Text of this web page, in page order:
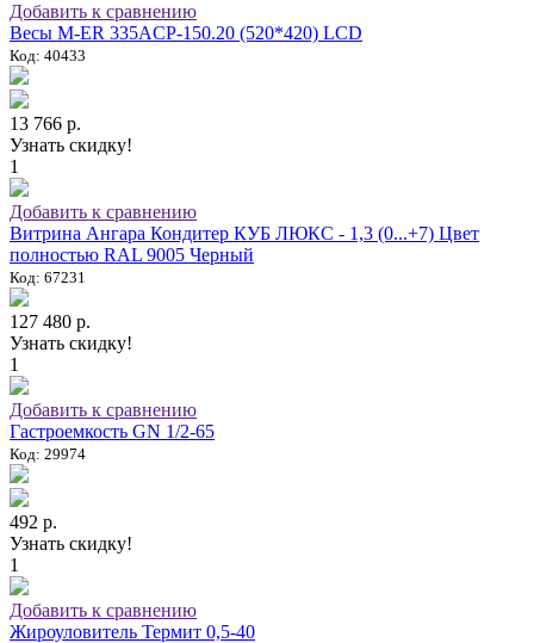
Добавить к сравнению
Весы M-ER 335ACP-150.20 (520*420) LCD
Код: 40433
13 766 р.
Узнать скидку!
1
Добавить к сравнению
Витрина Ангара Кондитер КУБ ЛЮКС - 1,3 (0...+7) Цвет
полностью RAL 9005 Черный
Код: 67231
127 480 р.
Узнать скидку!
1
Добавить к сравнению
Гастроемкость GN 1/2-65
Код: 29974
492 р.
Узнать скидку!
1
Добавить к сравнению
Жироуловитель Термит 0,5-40